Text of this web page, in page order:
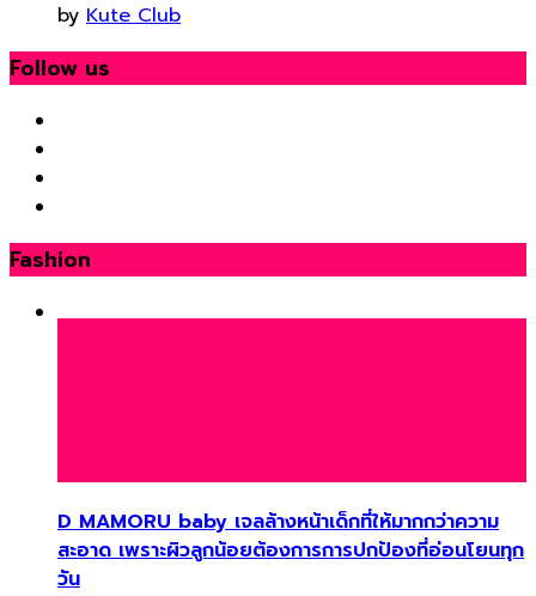
by Kute Club
Follow us
Fashion
D MAMORU baby เจลล้างหน้าเด็กที่ให้มากกว่าความ
สะอาด เพราะผิวลูกน้อยต้องการการปกป้องที่อ่อนโยนทุก
วัน